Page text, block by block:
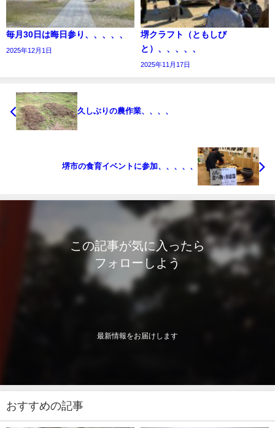
毎月30日は晦日参り、、、、、
2025年12月1日
堺クラフト（ともしび
と）、、、、、
2025年11月17日
久しぶりの農作業、、、、
堺市の食育イベントに参加、、、、、
この記事が気に入ったら
フォローしよう
最新情報をお届けします
おすすめの記事